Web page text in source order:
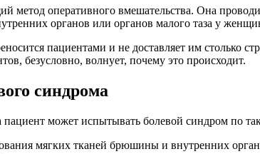
оперативного вмешательства. Она
органов или органов малого таза у
пациентами и не доставляет им столько
безусловно, волнует, почему это происходит.
синдрома
пациент может испытывать болевой синдром по
мягких тканей брюшины и внутренних